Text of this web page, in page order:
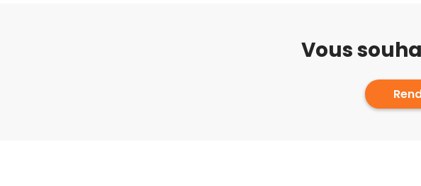
Vous